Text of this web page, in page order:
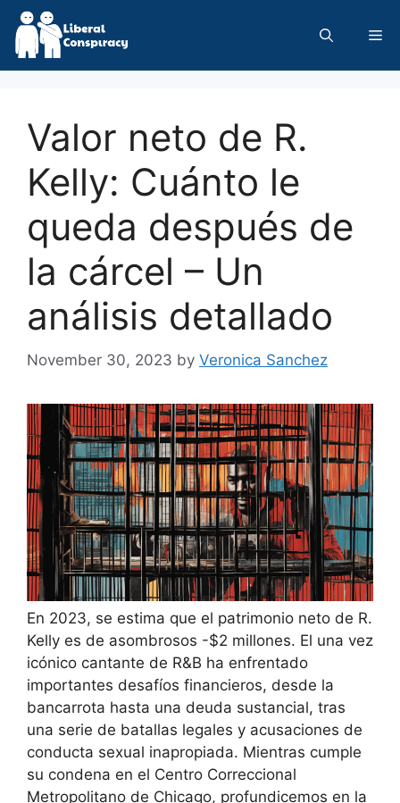
Skip
content
Valor neto de R.
Kelly: Cuánto le
queda después de
la cárcel – Un
análisis detallado
November 30, 2023 by Veronica Sanchez
En 2023, se estima que el patrimonio neto de R.
Kelly es de asombrosos -$2 millones. El una vez
icónico cantante de R&B ha enfrentado
importantes desafíos financieros, desde la
bancarrota hasta una deuda sustancial, tras
una serie de batallas legales y acusaciones de
conducta sexual inapropiada. Mientras cumple
su condena en el Centro Correccional
Metropolitano de Chicago, profundicemos en la